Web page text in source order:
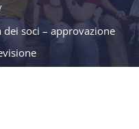
soci – approvazione